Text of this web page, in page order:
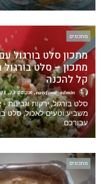
מתכונים
מתכון סלט בורגול
מתכון – סלט בורגול
קל להכנה
אוגוסט 23, 2021
סלט בורגול, ירקות
משביע וטעים לאכול, סלט
עבורכם.
מתכונים